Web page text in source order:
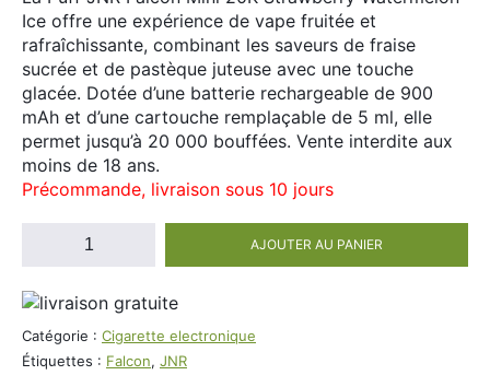
Ice offre une expérience de vape fruitée et
rafraîchissante, combinant les saveurs de fraise
sucrée et de pastèque juteuse avec une touche
glacée. Dotée d’une batterie rechargeable de 900
mAh et d’une cartouche remplaçable de 5 ml, elle
permet jusqu’à 20 000 bouffées. Vente interdite aux
moins de 18 ans.
Précommande, livraison sous 10 jours
quantité
JNR
Falcon
Mini
AJOUTER AU PANIER
Catégorie : Cigarette electronique
Étiquettes : Falcon, JNR
JNR
Adalya
Al Fakher
Cristal Puff
SoGood
50ml
100ml
Divers
Nouveautés